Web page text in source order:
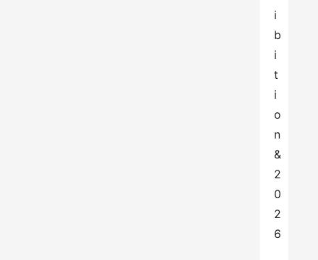
i
b
i
t
i
o
n
&
2
0
2
6